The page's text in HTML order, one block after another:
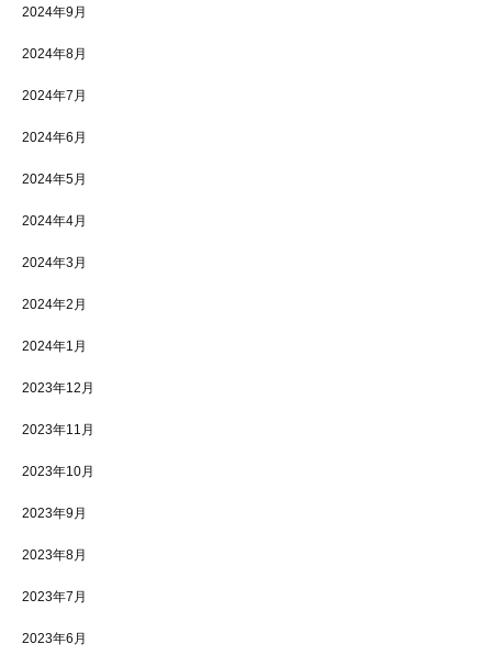
2024年9月
2024年8月
2024年7月
2024年6月
2024年5月
2024年4月
2024年3月
2024年2月
2024年1月
2023年12月
2023年11月
2023年10月
2023年9月
2023年8月
2023年7月
2023年6月